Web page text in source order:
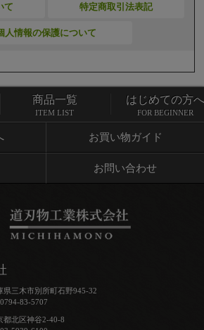
て 特定商取引法表記
人情報の保護について
商品一覧
お買い物ガイド
お問い合わせ
商品一覧
ITEM LIST
はじめての方へ
FOR BEGINNER
木市別所町石野945-32
83-5707
都北区神谷2-40-8